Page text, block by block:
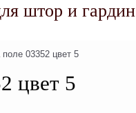
штор и
поле 03352 цвет 5
цвет 5